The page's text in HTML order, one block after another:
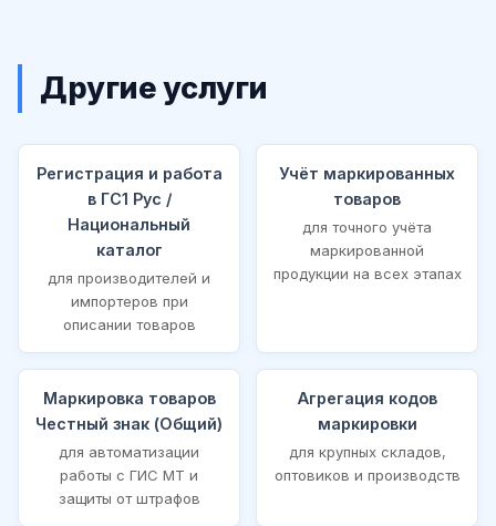
Другие услуги
Регистрация и работа
в ГС1 Рус /
Национальный
каталог
для производителей и
импортеров при
описании товаров
Учёт маркированных
товаров
для точного учёта
маркированной
продукции на всех этапах
Маркировка товаров
Честный знак (Общий)
для автоматизации
работы с ГИС МТ и
защиты от штрафов
Агрегация кодов
маркировки
для крупных складов,
оптовиков и производств